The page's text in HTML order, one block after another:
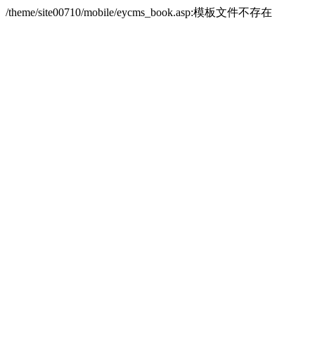
/theme/site00710/mobile/eycms_book.asp:模板文件不存在